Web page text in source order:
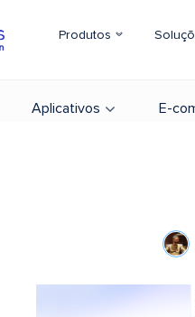
Produtos
Aplicativos E-